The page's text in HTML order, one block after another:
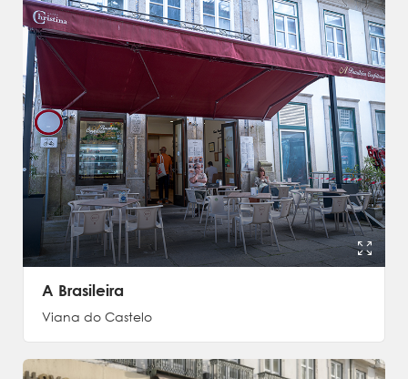
A Brasileira
Viana do Castelo